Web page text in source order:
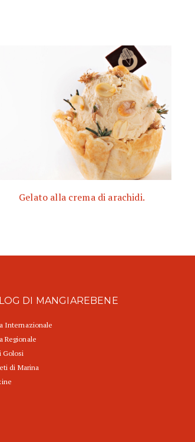
Gelato alla crema di arachidi.
DI MANGIAREBENE
Internazionale
Regionale
Golosi
di Marina